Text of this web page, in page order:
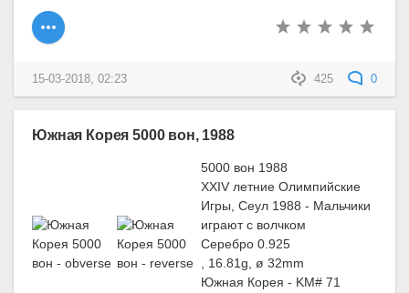
425 0
15-03-2018, 02:23
Южная Корея 5000 вон, 1988
5000 вон 1988
XXIV летние Олимпийские
Игры, Сеул 1988 - Мальчики
играют с волчком
Серебро 0.925
, 16.81g, ø 32mm
Южная Корея - KM# 71